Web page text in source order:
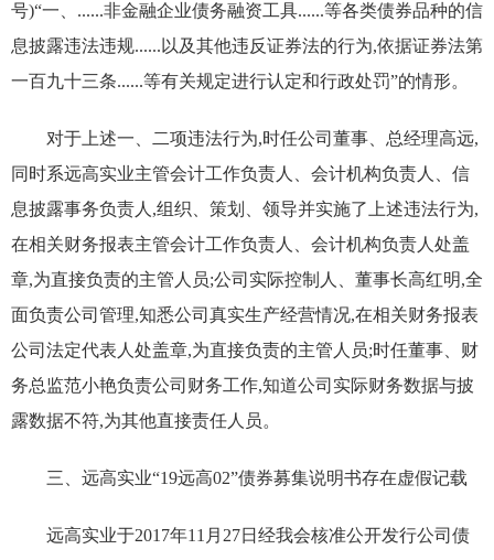
号)“一、......非金融企业债务融资工具......等各类债券品种的信
息披露违法违规......以及其他违反证券法的行为,依据证券法第
一百九十三条......等有关规定进行认定和行政处罚”的情形。
对于上述一、二项违法行为,时任公司董事、总经理高远,
同时系远高实业主管会计工作负责人、会计机构负责人、信
息披露事务负责人,组织、策划、领导并实施了上述违法行为,
在相关财务报表主管会计工作负责人、会计机构负责人处盖
章,为直接负责的主管人员;公司实际控制人、董事长高红明,全
面负责公司管理,知悉公司真实生产经营情况,在相关财务报表
公司法定代表人处盖章,为直接负责的主管人员;时任董事、财
务总监范小艳负责公司财务工作,知道公司实际财务数据与披
露数据不符,为其他直接责任人员。
三、远高实业“19远高02”债券募集说明书存在虚假记载
远高实业于2017年11月27日经我会核准公开发行公司债